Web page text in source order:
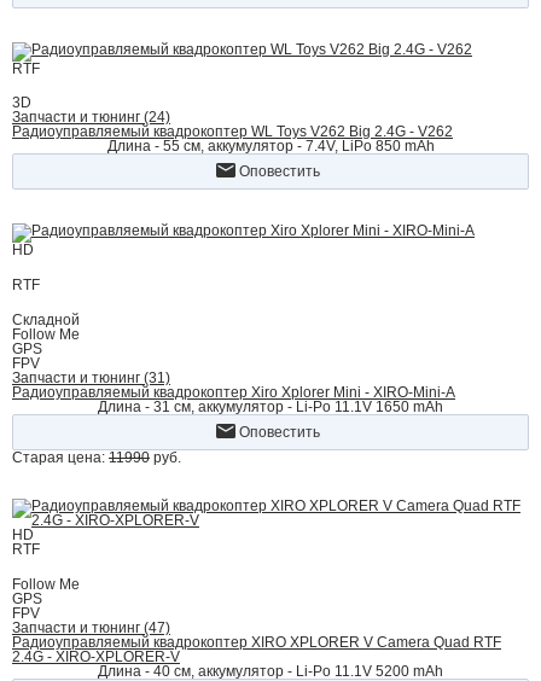
RTF
3D
Запчасти и тюнинг (24)
Радиоуправляемый квадрокоптер WL Toys V262 Big 2.4G - V262
Длина - 55 cм, аккумулятор - 7.4V, LiPo 850 mAh
Оповестить
HD
RTF
Складной
Follow Me
GPS
FPV
Запчасти и тюнинг (31)
Радиоуправляемый квадрокоптер Xiro Xplorer Mini - XIRO-Mini-A
Длина - 31 см, аккумулятор - Li-Po 11.1V 1650 mAh
Оповестить
Старая цена: 11990 руб.
HD
RTF
Follow Me
GPS
FPV
Запчасти и тюнинг (47)
Радиоуправляемый квадрокоптер XIRO XPLORER V Camera Quad RTF
2.4G - XIRO-XPLORER-V
Длина - 40 cм, аккумулятор - Li-Po 11.1V 5200 mAh